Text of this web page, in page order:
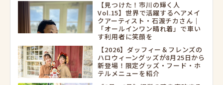
【見つけた！市川の輝く人
Vol.15】世界で活躍するヘアメイ
クアーティスト・石渡チカさん｜
「オールインワン晴れ着」で車い
す利用者に笑顔を
【2026】ダッフィー＆フレンズの
ハロウィーングッズが8月25日から
新登場！限定グッズ・フード・ホ
テルメニューを紹介